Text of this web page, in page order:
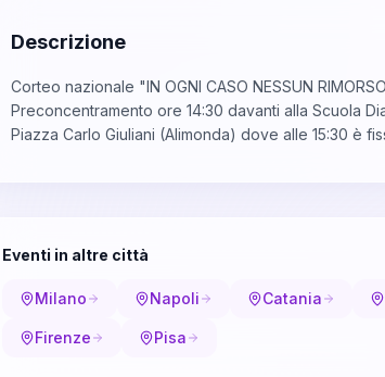
Descrizione
Corteo nazionale "IN OGNI CASO NESSUN
Preconcentramento ore 14:30 davanti alla Scuola
Piazza Carlo Giuliani (Alimonda) dove alle 15:30 è
Eventi in altre città
Milano Napoli Catania
Firenze Pisa